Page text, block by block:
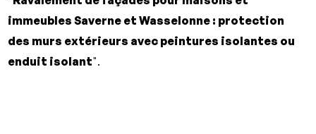
immeubles Saverne et Wasselonne : protection
des murs extérieurs avec peintures isolantes ou
enduit isolant".